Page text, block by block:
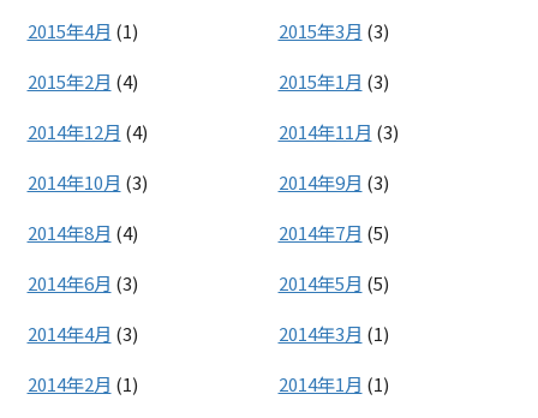
2015年4月 (1) 2015年3月 (3)
2015年2月 (4) 2015年1月 (3)
2014年12月 (4) 2014年11月 (3)
2014年10月 (3) 2014年9月 (3)
2014年8月 (4) 2014年7月 (5)
2014年6月 (3) 2014年5月 (5)
2014年4月 (3) 2014年3月 (1)
2014年2月 (1) 2014年1月 (1)